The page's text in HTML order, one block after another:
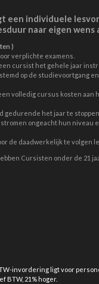
een individuele
naar eigen wens
)
verplichte examens.
cursist het gehele jaar
op de studievoortgang
volledig cursus kosten aan
het jaar te
ongeacht hun niveau
de daadwerkelijk te volgen
Cursisten onder de 21
invordering ligt voor
BTW, 21% hoger.